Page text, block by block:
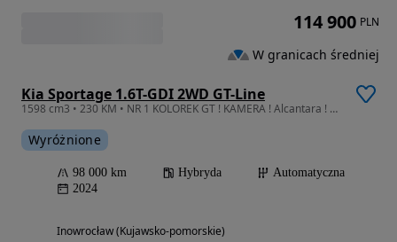
Kia Sportage 1.6T-GDI 2WD GT-Line
1598 cm3 • 230 KM • NR 1 KOLOREK GT ! KAMERA ! Alcantara ! 2024 ! Alus18 ! Maxx
Wyróżnione
98 000 km Hybryda
Automatyczna
2024
Inowrocław (Kujawsko-pomorskie)
114 900 PLN
W granicach średniej